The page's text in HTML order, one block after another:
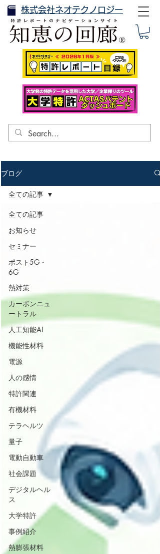
株式会社ネオテクノロジー
ブログ
全ての記事
お知らせ
セミナー
ポスト5G・
6G
熱対策
カーボンニュ
ートラル
人工知能AI
機能性材料
電源
人の感情
特許関連
有機材料
テラヘルツ
量子
電動自動車
社会課題
デジタルヘル
ス
大学特許
事例紹介
熱膨張材料
全ての記事